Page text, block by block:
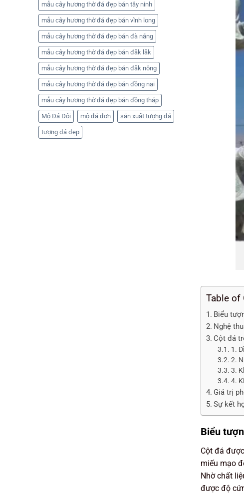
mẫu cây hương thờ đá đẹp bán tây ninh
mẫu cây hương thờ đá đẹp bán vĩnh long
mẫu cây hương thờ đá đẹp bán đà nẵng
mẫu cây hương thờ đá đẹp bán đắk lắk
mẫu cây hương thờ đá đẹp bán đắk nông
mẫu cây hương thờ đá đẹp bán đồng nai
mẫu cây hương thờ đá đẹp bán đồng tháp
Mộ Đá Đôi mộ đá đơn sản xuất tượng đá
tượng đá đẹp
Table of
Biểu
Nghệ
Cột đá
1.
2.
3.
4.
Giá trị
Sự kết
Biểu
Cột đá
miếu mạo
Nhờ chất
được độ